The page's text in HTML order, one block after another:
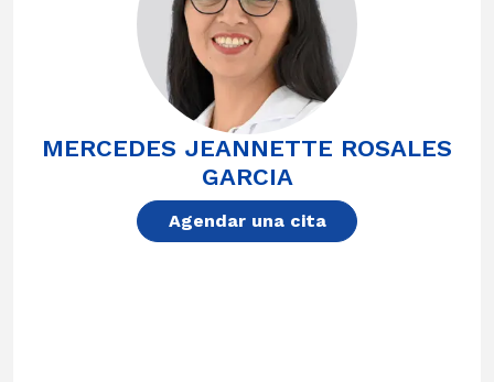
MERCEDES JEANNETTE ROSALES
GARCIA
Agendar una cita